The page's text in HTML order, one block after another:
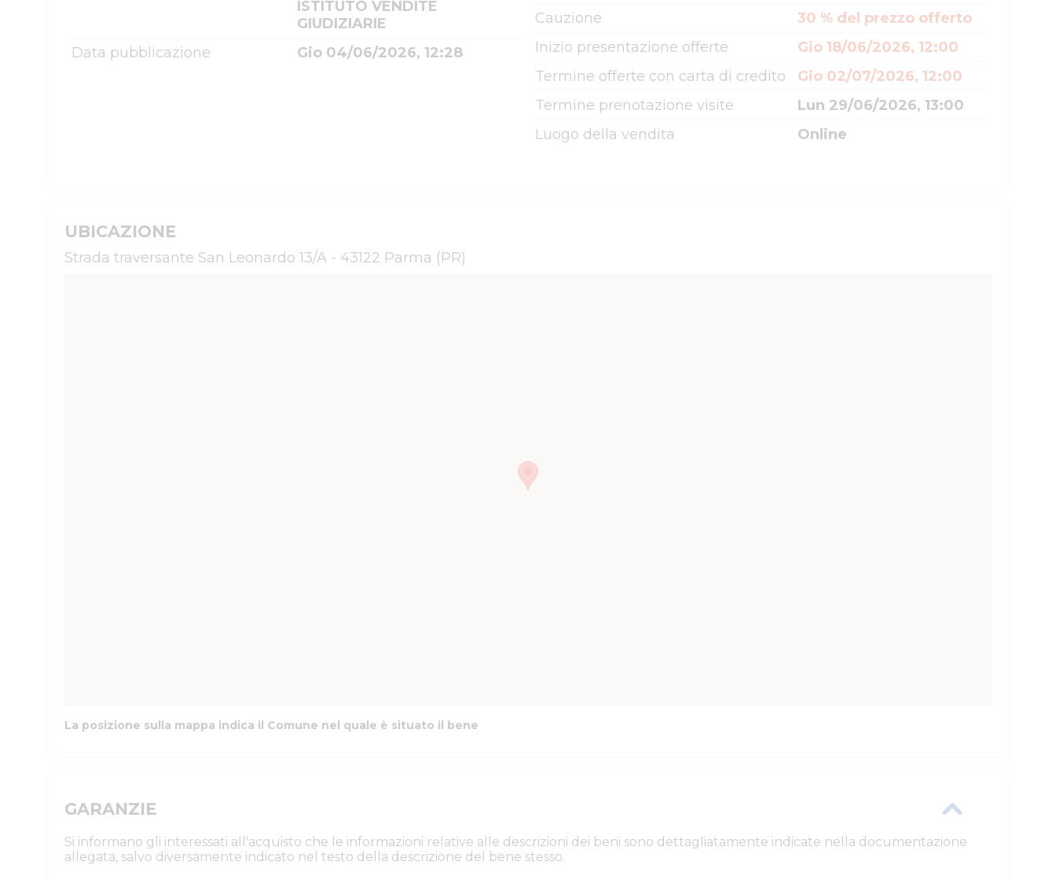
ISTITUTO VENDITE
GIUDIZIARIE
Data pubblicazione
Gio 04/06/2026, 12:28
Cauzione
30 % del prezzo offerto
Inizio presentazione offerte
Gio 18/06/2026, 12:00
Termine offerte con carta di credito
Gio 02/07/2026, 12:00
Termine prenotazione visite
Lun 29/06/2026, 13:00
Luogo della vendita
Online
UBICAZIONE
Strada traversante San Leonardo 13/A - 43122 Parma (PR)
La posizione sulla mappa indica il Comune nel quale è situato il bene
GARANZIE
Si informano gli interessati all'acquisto che le informazioni relative alle descrizioni dei beni sono dettagliatamente indicate nella documentazione
allegata, salvo diversamente indicato nel testo della descrizione del bene stesso.